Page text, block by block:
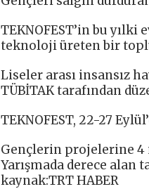
TEKNOFEST’in bu yılki
teknoloji üreten bir
Liseler arası insansız
TÜBİTAK tarafından
TEKNOFEST, 22-27
Gençlerin projelerine 4
Yarışmada derece
kaynak:TRT HABER